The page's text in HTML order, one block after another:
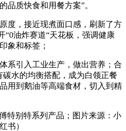
品质快食和用餐方案”。
度，接近现煮面口感，刷新了方
“0油炸赛道“天花板，强调健康
象和标签；
系引入工业生产，做出营养；合
水的均衡搭配，成为白领正餐
用到鹅油等高端食材，切入到精
特别特系列产品；图片来源：小
红书）